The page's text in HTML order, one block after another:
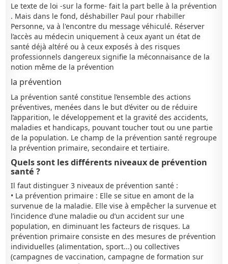
Le texte de loi -sur la forme- fait la part belle à la prévention
. Mais dans le fond, déshabiller Paul pour rhabiller
Personne, va à l'encontre du message véhiculé. Réserver
l’accès au médecin uniquement à ceux ayant un état de
santé déjà altéré ou à ceux exposés à des risques
professionnels dangereux signifie la méconnaisance de la
notion même de la prévention
la prévention
La prévention santé constitue l’ensemble des actions
préventives, menées dans le but d’éviter ou de réduire
l’apparition, le développement et la gravité des accidents,
maladies et handicaps, pouvant toucher tout ou une partie
de la population. Le champ de la prévention santé regroupe
la prévention primaire, secondaire et tertiaire.
Quels sont les différents niveaux de prévention
santé ?
Il faut distinguer 3 niveaux de prévention santé :
• La prévention primaire : Elle se situe en amont de la
survenue de la maladie. Elle vise à empêcher la survenue et
l’incidence d’une maladie ou d’un accident sur une
population, en diminuant les facteurs de risques. La
prévention primaire consiste en des mesures de prévention
individuelles (alimentation, sport...) ou collectives
(campagnes de vaccination, campagne de formation sur